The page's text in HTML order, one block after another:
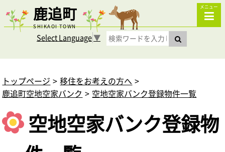
鹿追町
SHIKAOI TOWN
メニュー
Select Language▼
トップページ
移住をお考えの方へ
鹿追町空地空家バンク
空地空家バンク登録物件一覧
空地空家バンク登録物